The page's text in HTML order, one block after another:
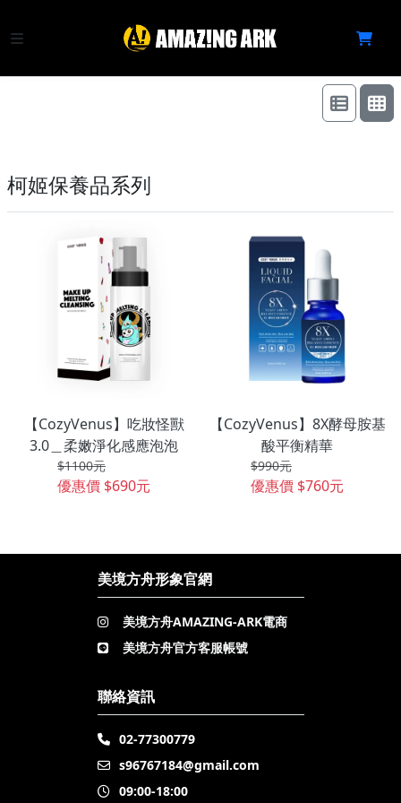
柯姬保養品系列
【CozyVenus】吃妝怪獸
3.0＿柔嫩淨化感應泡泡
$1100元
優惠價 $690元
【CozyVenus】8X酵母胺基
酸平衡精華
$990元
優惠價 $760元
美境方舟形象官網
美境方舟AMAZING-ARK電商
美境方舟官方客服帳號
聯絡資訊
02-77300779
s96767184@gmail.com
09:00-18:00